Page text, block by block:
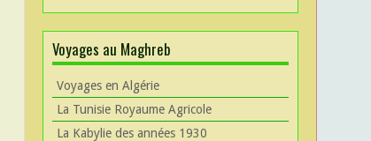
Voyages au Maghreb
Voyages en Algérie
La Tunisie Royaume Agricole
La Kabylie des années 1930